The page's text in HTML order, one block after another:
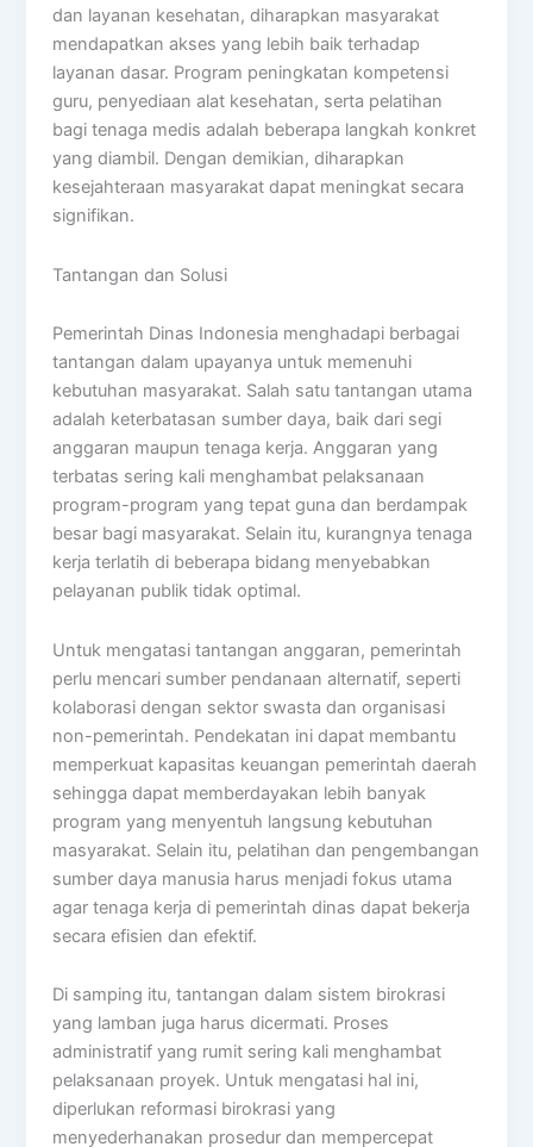
dan layanan kesehatan, diharapkan masyarakat
mendapatkan akses yang lebih baik terhadap
layanan dasar. Program peningkatan kompetensi
guru, penyediaan alat kesehatan, serta pelatihan
bagi tenaga medis adalah beberapa langkah konkret
yang diambil. Dengan demikian, diharapkan
kesejahteraan masyarakat dapat meningkat secara
signifikan.
Tantangan dan Solusi
Pemerintah Dinas Indonesia menghadapi berbagai
tantangan dalam upayanya untuk memenuhi
kebutuhan masyarakat. Salah satu tantangan utama
adalah keterbatasan sumber daya, baik dari segi
anggaran maupun tenaga kerja. Anggaran yang
terbatas sering kali menghambat pelaksanaan
program-program yang tepat guna dan berdampak
besar bagi masyarakat. Selain itu, kurangnya tenaga
kerja terlatih di beberapa bidang menyebabkan
pelayanan publik tidak optimal.
Untuk mengatasi tantangan anggaran, pemerintah
perlu mencari sumber pendanaan alternatif, seperti
kolaborasi dengan sektor swasta dan organisasi
non-pemerintah. Pendekatan ini dapat membantu
memperkuat kapasitas keuangan pemerintah daerah
sehingga dapat memberdayakan lebih banyak
program yang menyentuh langsung kebutuhan
masyarakat. Selain itu, pelatihan dan pengembangan
sumber daya manusia harus menjadi fokus utama
agar tenaga kerja di pemerintah dinas dapat bekerja
secara efisien dan efektif.
Di samping itu, tantangan dalam sistem birokrasi
yang lamban juga harus dicermati. Proses
administratif yang rumit sering kali menghambat
pelaksanaan proyek. Untuk mengatasi hal ini,
diperlukan reformasi birokrasi yang
menyederhanakan prosedur dan mempercepat